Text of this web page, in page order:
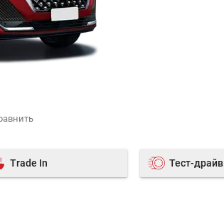
Trade In Тест-драйв